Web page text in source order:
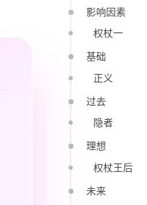
影响因素
权杖一
基础
正义
过去
隐者
理想
权杖王后
未来